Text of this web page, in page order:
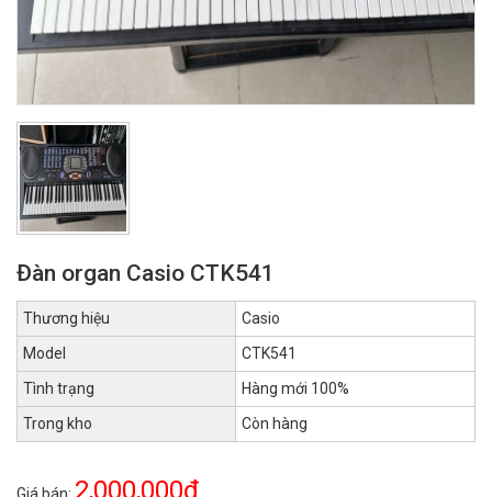
Đàn organ Casio CTK541
Thương hiệu
Casio
Model
CTK541
Tình trạng
Hàng mới 100%
Trong kho
Còn hàng
2,000,000đ